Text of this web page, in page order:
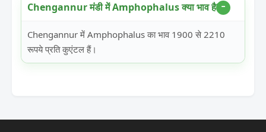
Chengannur मंडी में Amphophalus क्या भाव है?
Chengannur में Amphophalus का भाव 1900 से 2210
रूपये प्रति कुएंटल हैं।